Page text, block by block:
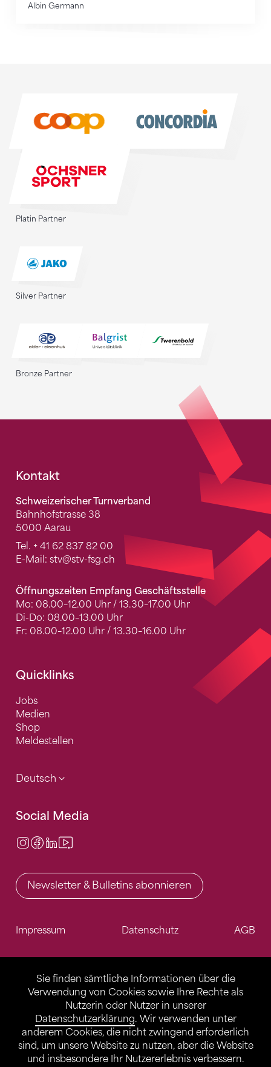
Sie finden sämtliche Informationen über die
Verwendung von Cookies sowie Ihre Rechte als
Nutzerin oder Nutzer in unserer
Datenschutzerklärung. Wir verwenden unter
anderem Cookies, die nicht zwingend erforderlich
sind, um unsere Website zu nutzen, aber die Website
und insbesondere Ihr Nutzererlebnis verbessern.
Albin Germann
Platin Partner
Silver Partner
Bronze Partner
Fusszeile
Kontakt
Schweizerischer Turnverband
Bahnhofstrasse 38
5000 Aarau
Tel. + 41 62 837 82 00
E-Mail: stv@stv-fsg.ch
Öffnungszeiten Empfang Geschäftsstelle
Mo: 08.00–12.00 Uhr / 13.30–17.00 Uhr
Di-Do: 08.00–13.00 Uhr
Fr: 08.00–12.00 Uhr / 13.30–16.00 Uhr
Quicklinks
Jobs
Medien
Shop
Meldestellen
Deutsch
Social Media
Instagram
Facebook
LinkedIn
Newsletter & Bulletins abonnieren
Impressum Datenschutz AGB